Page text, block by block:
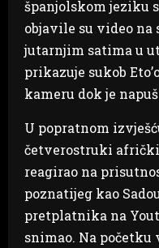
španjolskom jeziku
objavile su video
jutarnjim satima u
prikazuje sukob
kameru dok je
U popratnom
četverostruki afrički
reagirao na
poznatijeg kao
pretplatnika na
snimao. Na početku